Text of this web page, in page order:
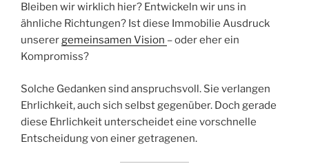
Bleiben wir wirklich hier? Entwickeln wir uns in
ähnliche Richtungen? Ist diese Immobilie Ausdruck
unserergemeinsamen Vision – oder eher ein
Kompromiss?
Solche Gedanken sind anspruchsvoll. Sie verlangen
Ehrlichkeit, auch sich selbst gegenüber. Doch gerade
diese Ehrlichkeit unterscheidet eine vorschnelle
Entscheidung von einer getragenen.